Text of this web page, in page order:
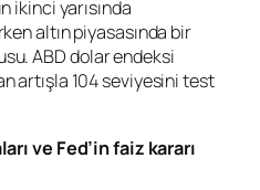
ikinci yarısında
altın piyasasında bir
ABDdolar endeksi
artışla 104 seviyesini test
ve Fed’in faiz kararı